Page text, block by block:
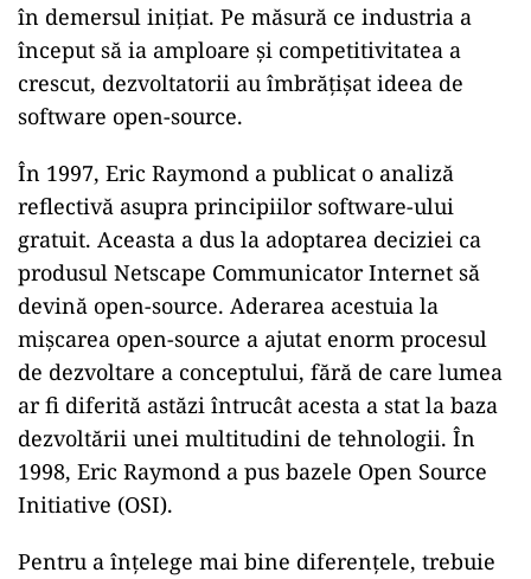
în demersul inițiat. Pe măsură ce industria a
început să ia amploare și competitivitatea a
crescut, dezvoltatorii au îmbrățișat ideea de
software open-source.
În 1997, Eric Raymond a publicat o analiză
reflectivă asupra principiilor software-ului
gratuit. Aceasta a dus la adoptarea deciziei ca
produsul Netscape Communicator Internet să
devină open-source. Aderarea acestuia la
mișcarea open-source a ajutat enorm procesul
de dezvoltare a conceptului, fără de care lumea
ar fi diferită astăzi întrucât acesta a stat la baza
dezvoltării unei multitudini de tehnologii. În
1998, Eric Raymond a pus bazele Open Source
Initiative (OSI).
Pentru a înțelege mai bine diferențele, trebuie